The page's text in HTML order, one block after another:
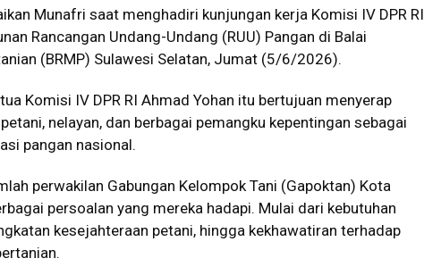
Munafri saat menghadiri kunjungan kerja Komisi IV DPR RI
Rancangan Undang-Undang (RUU) Pangan di Balai
(BRMP) Sulawesi Selatan, Jumat (5/6/2026).
Komisi IV DPR RI Ahmad Yohan itu bertujuan menyerap
nelayan, dan berbagai pemangku kepentingan sebagai
pangan nasional.
perwakilan Gabungan Kelompok Tani (Gapoktan) Kota
persoalan yang mereka hadapi. Mulai dari kebutuhan
kesejahteraan petani, hingga kekhawatiran terhadap